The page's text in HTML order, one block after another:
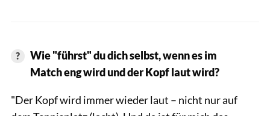
Wie "führst" du dich selbst, wenn es im
Match eng wird und der Kopf laut wird?
"Der Kopf wird immer wieder laut – nicht nur auf